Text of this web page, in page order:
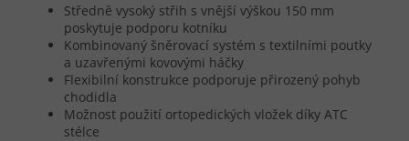
Středně vysoký střih s vnější výškou 150 mm
poskytuje podporu kotníku
Kombinovaný šněrovací systém s textilními poutky
a uzavřenými kovovými háčky
Flexibilní konstrukce podporuje přirozený pohyb
chodidla
Možnost použití ortopedických vložek díky ATC
stélce